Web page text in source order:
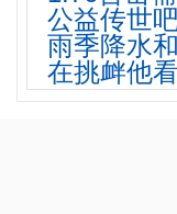
公益传世
雨季降水
在挑衅他